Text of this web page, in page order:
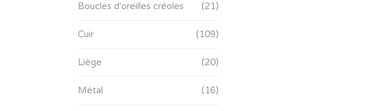
Boucles d'oreilles créoles (21)
Cuir (109)
Liège (20)
Métal (16)